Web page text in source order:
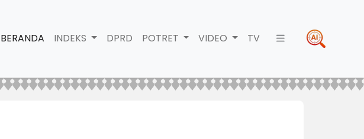
BERANDA INDEKS DPRD POTRET VIDEO TV